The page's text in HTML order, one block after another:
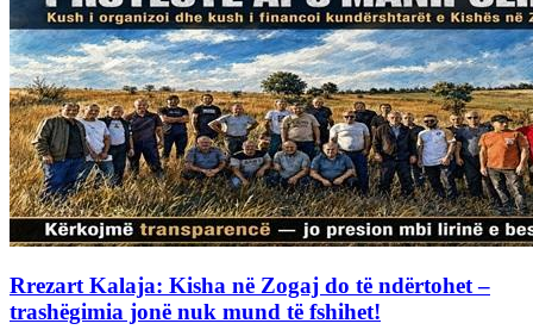
Rrezart Kalaja: Kisha në Zogaj do të ndërtohet –
trashëgimia jonë nuk mund të fshihet!